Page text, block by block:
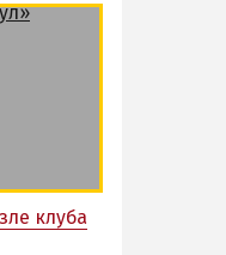
клуба